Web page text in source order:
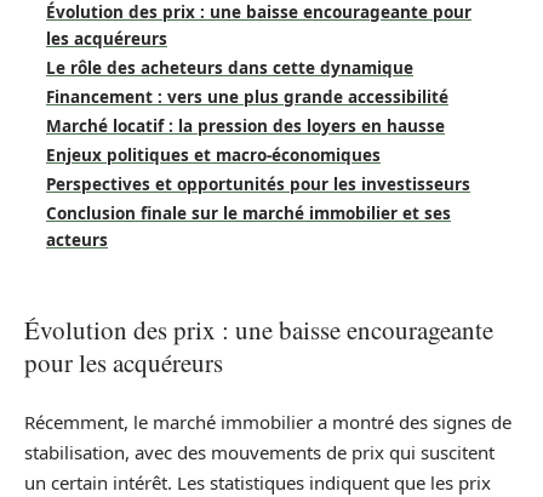
Évolution des prix : une baisse encourageante pour
les acquéreurs
Le rôle des acheteurs dans cette dynamique
Financement : vers une plus grande accessibilité
Marché locatif : la pression des loyers en hausse
Enjeux politiques et macro-économiques
Perspectives et opportunités pour les investisseurs
Conclusion finale sur le marché immobilier et ses
acteurs
Évolution des prix : une baisse encourageante
pour les acquéreurs
Récemment, le marché immobilier a montré des signes de
stabilisation, avec des mouvements de prix qui suscitent
un certain intérêt. Les statistiques indiquent que les prix